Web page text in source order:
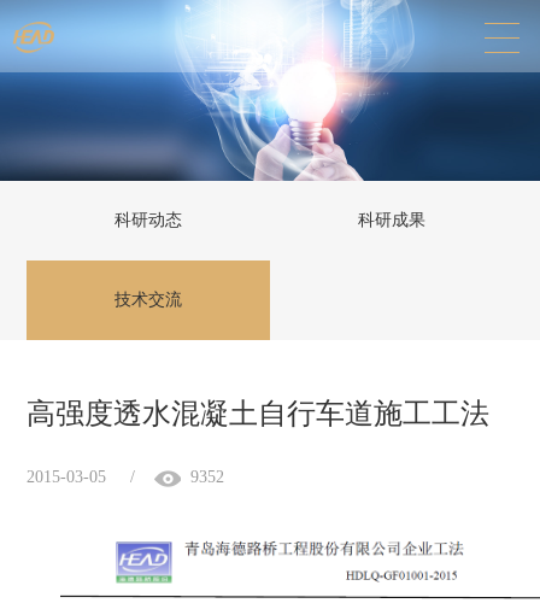
科研动态 科研成果
技术交流
高强度透水混凝土自行车道施工工法
2015-03-05 / 9352